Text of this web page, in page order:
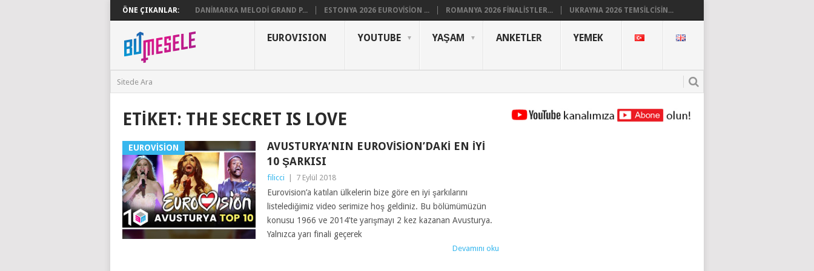
ÖNE ÇIKANLAR: DANIMARKA MELODI GRAND P... ESTONYA 2026 EUROVISION ... ROMANYA 2026 FINALISTLER... UKRAYNA 2026 TEMSILCISIN...
EUROVISION YOUTUBE YAŞAM ANKETLER YEMEK
ETIKET: THE SECRET IS LOVE
EUROVISION
AVUSTURYA’NIN EUROVISION’DAKI EN İYI
10 ŞARKISI
filicci 7 Eylül 2018
Eurovision’a katılan ülkelerin bize göre en iyi şarkılarını
listelediğimiz video serimize hoş geldiniz. Bu bölümümüzün
konusu 1966 ve 2014’te yarışmayı 2 kez kazanan Avusturya.
Yalnızca yarı finali geçerek
Devamını oku